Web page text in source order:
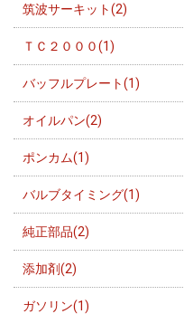
筑波サーキット(2)
ＴＣ２０００(1)
バッフルプレート(1)
オイルパン(2)
ポンカム(1)
バルブタイミング(1)
純正部品(2)
添加剤(2)
ガソリン(1)